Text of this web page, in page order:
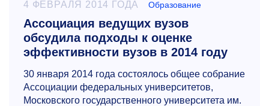
4 ФЕВРАЛЯ 2014 ГОДА Образование
Ассоциация ведущих вузов
обсудила подходы к оценке
эффективности вузов в 2014 году
30 января 2014 года состоялось общее собрание
Ассоциации федеральных университетов,
Московского государственного университета им.